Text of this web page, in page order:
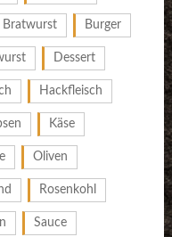
Bratwurst Burger
Dessert
Hackfleisch
Käse
Oliven
Rosenkohl
Sauce